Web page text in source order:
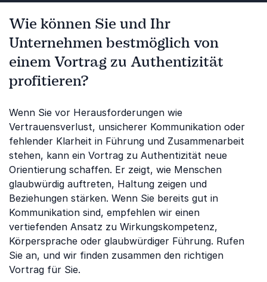
Wie können Sie und Ihr
Unternehmen bestmöglich von
einem Vortrag zu Authentizität
profitieren?
Wenn Sie vor Herausforderungen wie
Vertrauensverlust, unsicherer Kommunikation oder
fehlender Klarheit in Führung und Zusammenarbeit
stehen, kann ein Vortrag zu Authentizität neue
Orientierung schaffen. Er zeigt, wie Menschen
glaubwürdig auftreten, Haltung zeigen und
Beziehungen stärken. Wenn Sie bereits gut in
Kommunikation sind, empfehlen wir einen
vertiefenden Ansatz zu Wirkungskompetenz,
Körpersprache oder glaubwürdiger Führung. Rufen
Sie an, und wir finden zusammen den richtigen
Vortrag für Sie.